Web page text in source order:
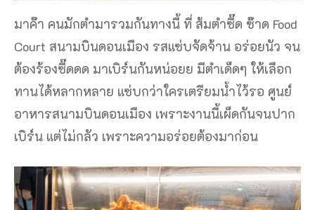
มาค๊า คนมักตำมารวมกันทางนี้ ที่ ส้มตำซี๊ด ซ๊าด Food
Court สนามบินดอนเมือง รสแซ่บจัดจ้าน อร่อยนัว จน
ต้องร้องซี๊ดดด มาเบิร์นกันหน่อยย มีตำเด็ดๆ ให้เลือก
ทานได้หลากหลาย แซ่บกว่าใครเตรียมน้ำไว้รอ ศูนย์
อาหารสนามบินดอนเมือง เพราะงานนี้เผ็ดกันจนปาก
เบิร์น แต่ไม่กลัว เพราะความอร่อยต้องมาก่อน